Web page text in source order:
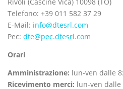
Telefono: +39 011 582 37 29
E-Mail: info@dtesrl.com
Pec: dte@pec.dtesrl.com
Orari
Amministrazione: lun-ven dalle
Ricevimento merci: lun-ven dalle